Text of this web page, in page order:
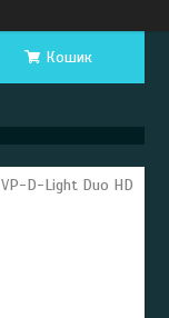
Кошик
VP-D-Light Duo HD